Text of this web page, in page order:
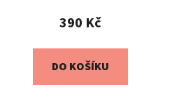
390 Kč
DO KOŠÍKU